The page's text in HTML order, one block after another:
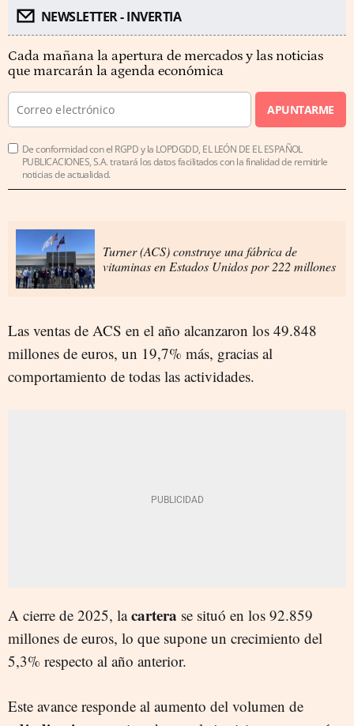
NEWSLETTER - INVERTIA
Cada mañana la apertura de mercados y las noticias
que marcarán la agenda económica
APUNTARME
De conformidad con el RGPD y la LOPDGDD, EL LEÓN DE EL ESPAÑOL
PUBLICACIONES, S.A. tratará los datos facilitados con la finalidad de remitirle
noticias de actualidad.
Turner (ACS) construye una fábrica de
vitaminas en Estados Unidos por 222 millones
Las ventas de ACS en el año alcanzaron los 49.848
millones de euros, un 19,7% más, gracias al
comportamiento de todas las actividades.
A cierre de 2025, lacartera se situó en los 92.859
millones de euros, lo que supone un crecimiento del
5,3% respecto al año anterior.
Este avance responde al aumento del volumen de